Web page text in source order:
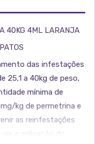
40KG 4ML LARANJA
das infestações
25,1 a 40kg de peso,
mínima de
kg de permetrina e
as reinfestações
a aplicação do